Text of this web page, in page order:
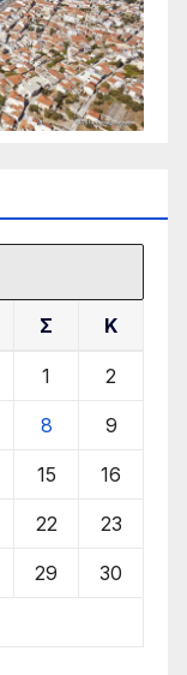
Σ Κ
1 2
8 9
15 16
22 23
29 30